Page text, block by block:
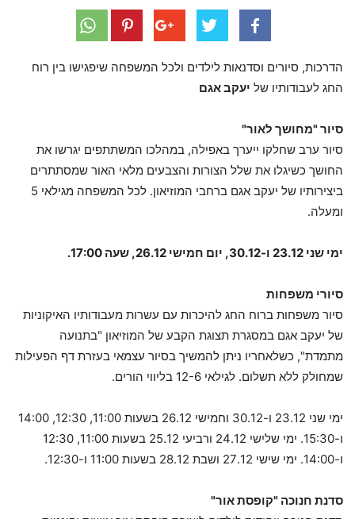
הדרכות, סיורים וסדנאות לילדים ולכל המשפחה שיפגישו בין רוח
החג לעבודותיו של יעקב אגם
סיור "מחושך לאור"
סיור ערב שחלקו ייערך באפילה, במהלכו המשתתפים יגרשו את
החושך כשיגלו את שלל הצורות והצבעים מלאי האור שמסתתרים
ביצירותיו של יעקב אגם ברחבי המוזיאון. לכל המשפחה מגילאי 5
ומעלה.
ימי שני 23.12 ו-30.12, יום חמישי 26.12, שעה 17:00.
סיורי משפחות
סיור משפחות ברוח החג להיכרות עם עשרות מעבודותיו האיקוניות
של יעקב אגם במסגרת תצוגת הקבע של המוזיאון "בתנועה
מתמדת", כשלאחריו ניתן להמשיך בסיור עצמאי בעזרת דף הפעילות
שמחולק ללא תשלום. לגילאי 12-6 בליווי הורים.
ימי שני 23.12 ו-30.12 וחמישי 26.12 בשעות 11:00, 12:30, 14:00
ו-15:30. ימי שלישי 24.12 ורביעי 25.12 בשעות 11:00, 12:30
ו-14:00. ימי שישי 27.12 ושבת 28.12 בשעות 11:00 ו-12:30.
סדנת חנוכה "קופסת אור"